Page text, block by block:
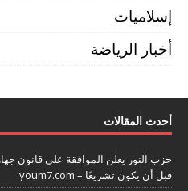
إسلاميات
أخبار الرياضة
أحدث المقالات
حزب النور يعلن الموافقة على قانون
قبل أن يكون تشريعًا – youm7.com